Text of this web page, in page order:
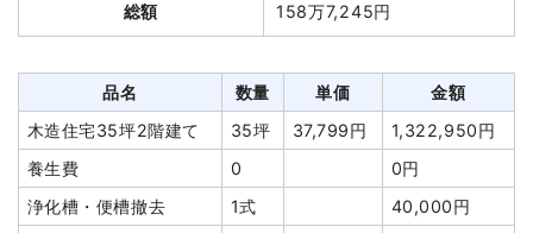
総額 158万7,245円
品名 数量 単価
金額
木造住宅35坪2階建て
35坪 37,799円
1,322,950円
養生費
0
0円
浄化槽・便槽撤去
1式
40,000円